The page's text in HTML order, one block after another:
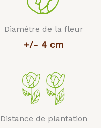
Diamètre de la fleur
+/- 4 cm
Distance de plantation